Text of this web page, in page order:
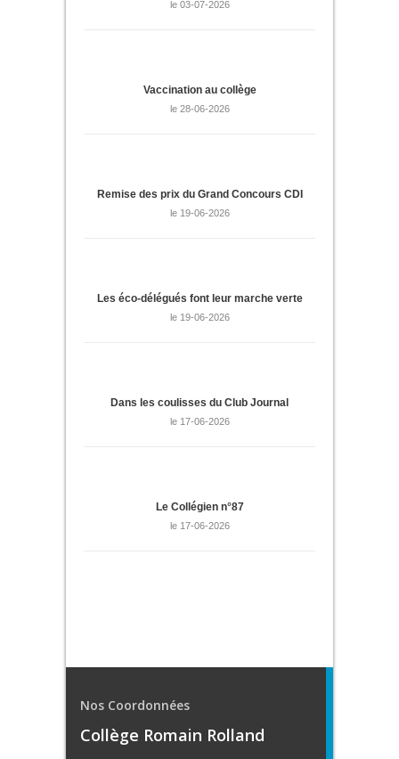
le 03-07-2026
Vaccination au collège
le 28-06-2026
Remise des prix du Grand Concours CDI
le 19-06-2026
Les éco-délégués font leur marche verte
le 19-06-2026
Dans les coulisses du Club Journal
le 17-06-2026
Le Collégien n°87
le 17-06-2026
Nos Coordonnées
Collège Romain Rolland